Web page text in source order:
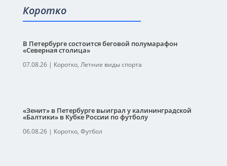
Коротко
В Петербурге состоится беговой полумарафон
«Северная столица»
07.08.26| Коротко, Летние виды спорта
«Зенит» в Петербурге выиграл у калининградской
«Балтики» в Кубке России по футболу
06.08.26| Коротко, Футбол